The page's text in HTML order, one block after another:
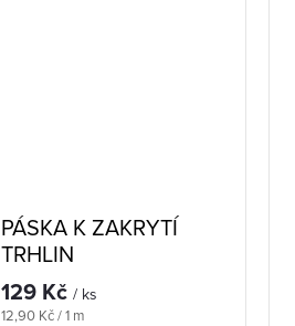
PÁSKA K ZAKRYTÍ
TRHLIN
129 Kč/ ks
Měrná
12,90 Kč / 1 m